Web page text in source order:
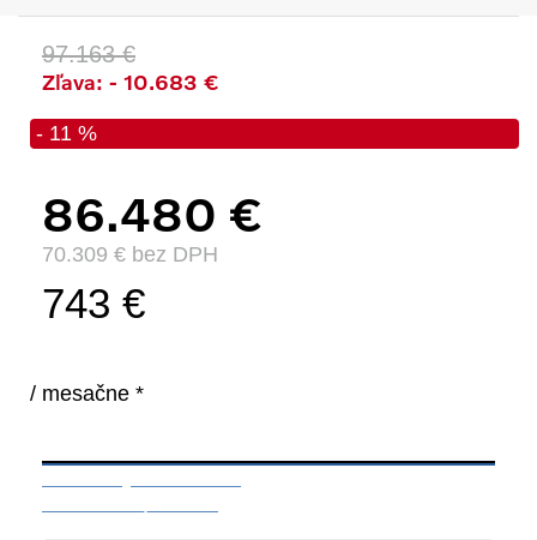
97.163 €
Zľava: - 10.683 €
- 11 %
86.480 €
70.309 € bez DPH
743 €
/ mesačne *